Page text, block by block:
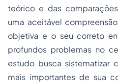
teórico e das
uma aceitável
objetiva e o seu correto
profundos problemas no
estudo busca sistematizar
mais importantes de sua